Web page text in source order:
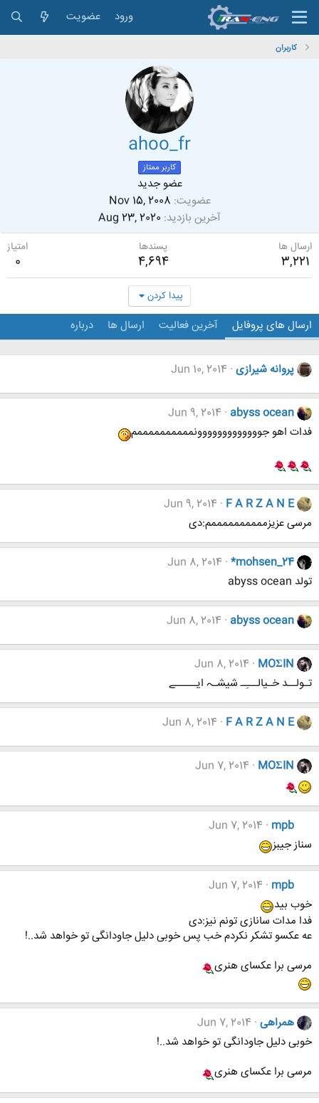
ورود عضویت
کاربران
ahoo_fr
کاربر ممتاز
عضو جدید
عضویت Nov 15, 2008
آخرین بازدید Aug 23, 2020
ارسال ها
3,221
پسندها
4,694
امتیاز
0
پیدا کردن
ارسال های پروفایل آخرین فعالیت ارسال ها درباره
پروانه شیرازی Jun 10, 2014
abyss ocean
Jun 9, 2014
فدات اهو جووووووووووووونممممممممممم
F A R Z A N E
Jun 9, 2014
مرسی عزیزممممممممممم:دی
*mohsen_24
Jun 8, 2014
تولد abyss ocean
abyss ocean
Jun 8, 2014
MOΣIN
Jun 8, 2014
تـولــد خـیالـــِـ شیشـہ ایـــــے
F A R Z A N E
Jun 8, 2014
MOΣIN
Jun 7, 2014
mpb
Jun 7, 2014
سناز جیبز
mpb
Jun 7, 2014
خوب بید
فدا مدات سانازی تونم نیز:دی
عه عکسو تشکر نکردم خب پس خوبی دلیل جاودانگی تو خواهد شد..!
مرسی برا عکسای هنری
همراهی Jun 7, 2014
خوبی دلیل جاودانگی تو خواهد شد..!
مرسی برا عکسای هنری